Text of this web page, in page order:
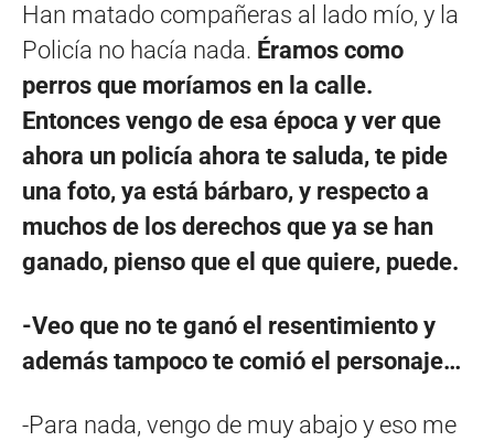
Han matado compañeras al lado mío, y la
Policía no hacía nada. Éramos como
perros que moríamos en la calle.
Entonces vengo de esa época y ver que
ahora un policía ahora te saluda, te pide
una foto, ya está bárbaro, y respecto a
muchos de los derechos que ya se han
ganado, pienso que el que quiere, puede.
-Veo que no te ganó el resentimiento y
además tampoco te comió el personaje…
-Para nada, vengo de muy abajo y eso me